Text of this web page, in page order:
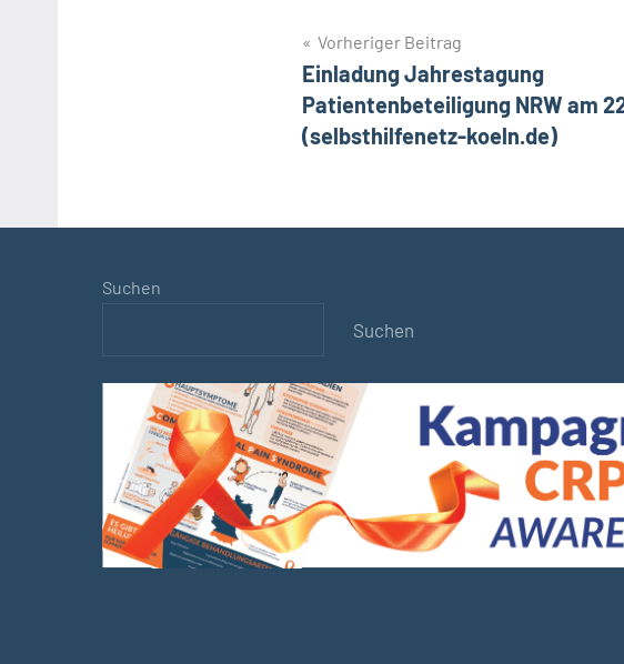
Beitragsnavigation
Vorheriger Beitrag
Einladung Jahrestagung
Patientenbeteiligung NRW am
(selbsthilfenetz-koeln.de)
Suchen
Suchen